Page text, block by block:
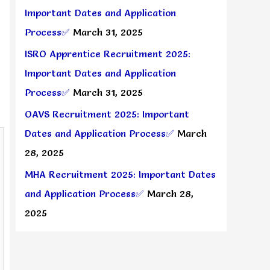
Important Dates and Application
Process✅ March 31, 2025
ISRO Apprentice Recruitment 2025:
Important Dates and Application
Process✅ March 31, 2025
OAVS Recruitment 2025: Important
Dates and Application Process✅ March
28, 2025
MHA Recruitment 2025: Important Dates
and Application Process✅ March 28,
2025